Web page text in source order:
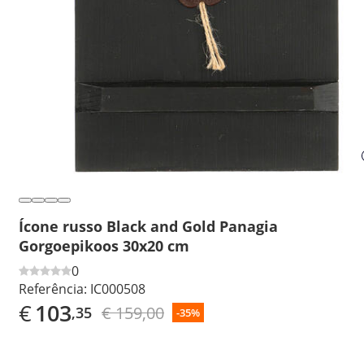
Ícone russo Black and Gold Panagia
Gorgoepikoos 30x20 cm
0
Referência: IC000508
€103,35 € 159,00 -35%